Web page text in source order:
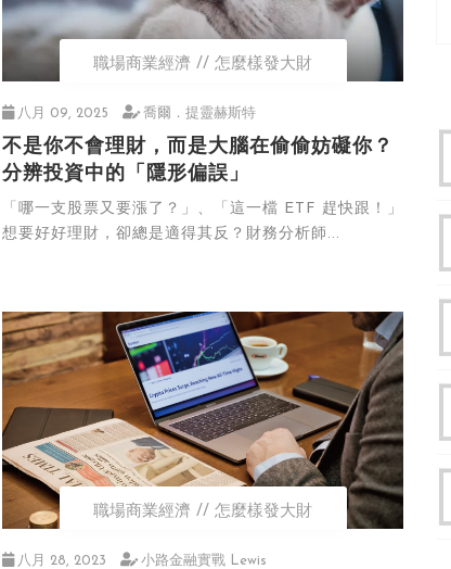
職場商業經濟 怎麼樣發大財
八月 09, 2025 喬爾．提靈赫斯特
不是你不會理財，而是大腦在偷偷妨礙你？
分辨投資中的「隱形偏誤」
「哪一支股票又要漲了？」、「這一檔 ETF 趕快跟！」
想要好好理財，卻總是適得其反？財務分析師...
職場商業經濟 怎麼樣發大財
八月 28, 2023 小路金融實戰 Lewis